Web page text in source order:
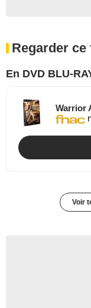
Regarder ce
En DVD BLU-
Warrior
Voir